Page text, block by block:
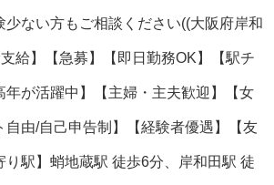
少ない方もご相談ください((大阪府岸和
給】【急募】【即日勤務OK】【駅チ
年が活躍中】【主婦・主夫歓迎】【女
自由/自己申告制】【経験者優遇】【友
り駅】蛸地蔵駅 徒歩6分、岸和田駅 徒